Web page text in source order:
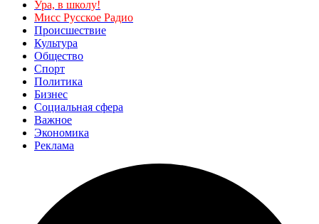
Ура, в школу!
Мисс Русское Радио
Происшествие
Культура
Общество
Спорт
Политика
Бизнес
Социальная сфера
Важное
Экономика
Реклама